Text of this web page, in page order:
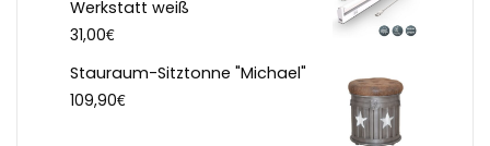
Werkstatt weiß
31,00€
Stauraum-Sitztonne "Michael"
109,90€